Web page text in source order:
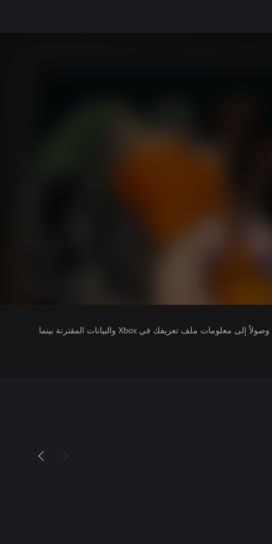
يتلقى ناشرو الألعاب التي تقوم بتشغيلها وصولاً إلى معلومات ملف تعريفك في Xbox والبيانات المقترنة بينما